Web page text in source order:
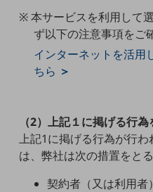
セキュリティ対策
遠隔監視
顧客体験（CX）改善
人材不足解消
業種・業態で探す
業種・業態で探すTOP
※ 本サービスを利用して
ず以下の注意事項をご
インターネットを活用
ちら ＞
（2）上記１に掲げる行
上記1に掲げる行為が行
は、弊社は次の措置をと
契約者（又は利用者